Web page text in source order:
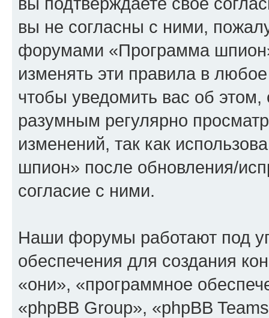
вы не согласны с ними,
форумами «Программа
изменять эти правила в
чтобы уведомить вас об
разумным регулярно
изменений, так как
шпион» после обновления/
согласие с ними.
Наши форумы работают под
обеспечения для создания
«они», «программное
«phpBB Group», «phpBB